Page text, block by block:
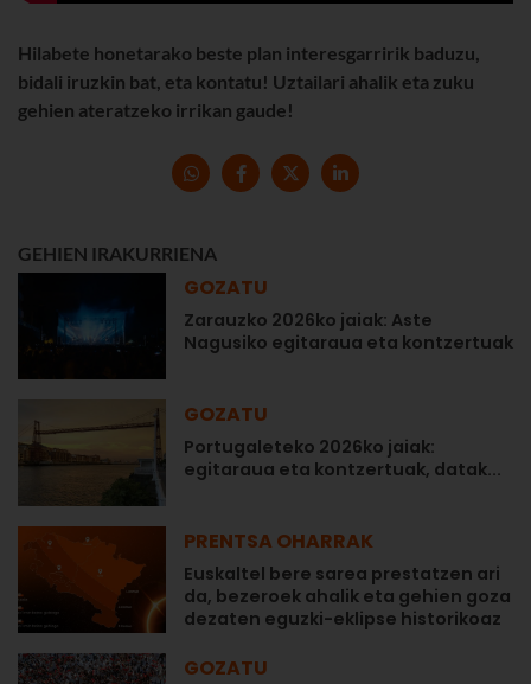
Hilabete honetarako beste plan interesgarririk baduzu,
bidali iruzkin bat, eta kontatu! Uztailari ahalik eta zuku
gehien ateratzeko irrikan gaude!
GEHIEN IRAKURRIENA
GOZATU
Zarauzko 2026ko jaiak: Aste
Nagusiko egitaraua eta kontzertuak
GOZATU
Portugaleteko 2026ko jaiak:
egitaraua eta kontzertuak, datak...
PRENTSA OHARRAK
Euskaltel bere sarea prestatzen ari
da, bezeroek ahalik eta gehien goza
dezaten eguzki-eklipse historikoaz
GOZATU